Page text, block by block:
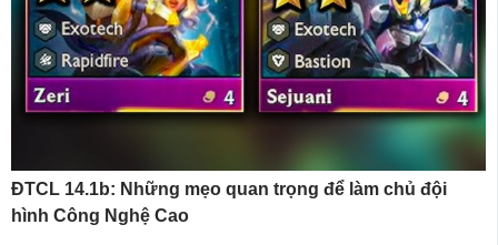
ĐTCL 14.1b: Những mẹo quan trọng để làm chủ đội
hình Công Nghệ Cao